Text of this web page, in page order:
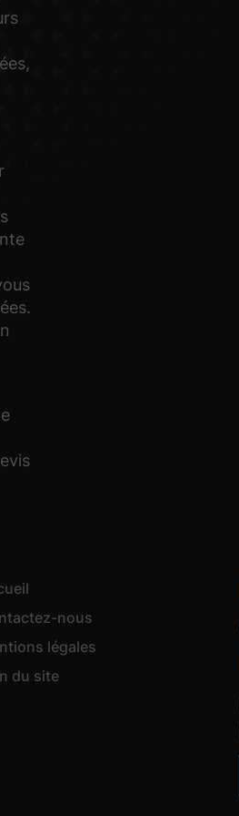
nous
légales
du site